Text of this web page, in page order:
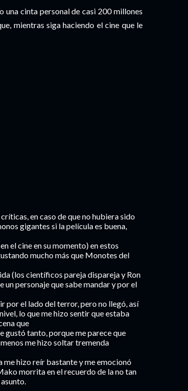
una cinta personal de casi 200 millones
mientras siga haciendo el cine que le
en caso de que no hubiera sido
gigantes si la película es buena,
el cine en su momento) en estos
mucho más que Monotes del
(los científicos pareja dispareja y Ron
un personaje que sabe mandar y por el
por el lado del terror, pero no llegó, así
lo que me hizo sentir que estaba
que
tanto, porque me parece que
me hizo soltar tremenda
me hizo reír bastante y me emocionó
morrita en el recuerdo de la no tan